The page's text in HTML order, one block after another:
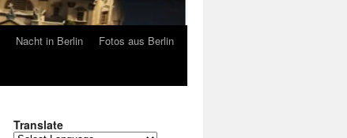
Nacht in Berlin
Fotos aus Berlin
Translate